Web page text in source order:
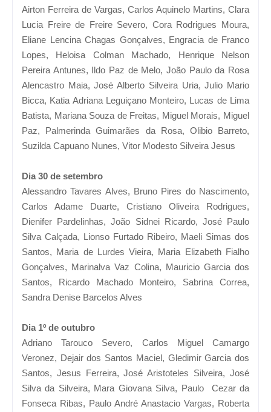
Airton Ferreira de Vargas, Carlos Aquinelo Martins, Clara
Lucia Freire de Freire Severo, Cora Rodrigues Moura,
Eliane Lencina Chagas Gonçalves, Engracia de Franco
Lopes, Heloisa Colman Machado, Henrique Nelson
Pereira Antunes, Ildo Paz de Melo, João Paulo da Rosa
Alencastro Maia, José Alberto Silveira Uria, Julio Mario
Bicca, Katia Adriana Leguiçano Monteiro, Lucas de Lima
Batista, Mariana Souza de Freitas, Miguel Morais, Miguel
Paz, Palmerinda Guimarães da Rosa, Olibio Barreto,
Suzilda Capuano Nunes, Vitor Modesto Silveira Jesus
Dia 30 de setembro
Alessandro Tavares Alves, Bruno Pires do Nascimento,
Carlos Adame Duarte, Cristiano Oliveira Rodrigues,
Dienifer Pardelinhas, João Sidnei Ricardo, José Paulo
Silva Calçada, Lionso Furtado Ribeiro, Maeli Simas dos
Santos, Maria de Lurdes Vieira, Maria Elizabeth Fialho
Gonçalves, Marinalva Vaz Colina, Mauricio Garcia dos
Santos, Ricardo Machado Monteiro, Sabrina Correa,
Sandra Denise Barcelos Alves
Dia 1º de outubro
Adriano Tarouco Severo, Carlos Miguel Camargo
Veronez, Dejair dos Santos Maciel, Gledimir Garcia dos
Santos, Jesus Ferreira, José Aristoteles Silveira, José
Silva da Silveira, Mara Giovana Silva, Paulo Cezar da
Fonseca Ribas, Paulo André Anastacio Vargas, Roberta